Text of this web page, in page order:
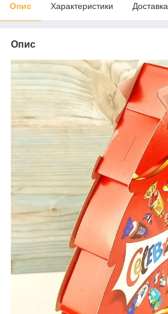
Опис Характеристики Доставка
Опис